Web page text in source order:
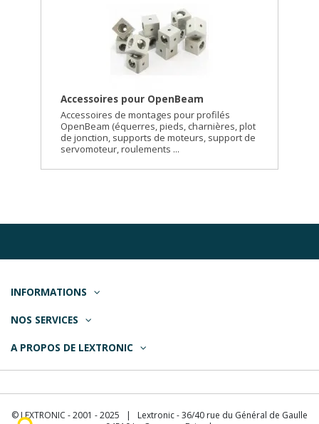
Accessoires pour OpenBeam
Accessoires de montages pour profilés
OpenBeam (équerres, pieds, charnières, plot
de jonction, supports de moteurs, support de
servomoteur, roulements ...
INFORMATIONS
NOS SERVICES
A PROPOS DE LEXTRONIC
© LEXTRONIC - 2001 - 2025 | Lextronic - 36/40 rue du Général de Gaulle